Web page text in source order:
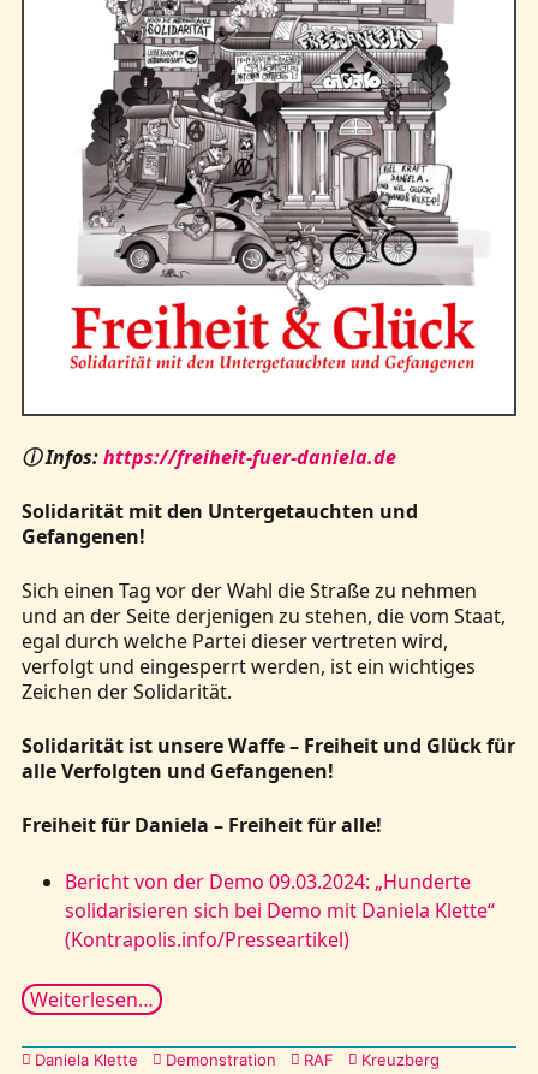
ⓘ Infos:https://freiheit-fuer-daniela.de
Solidarität mit den Untergetauchten und
Gefangenen!
Sich einen Tag vor der Wahl die Straße zu nehmen
und an der Seite derjenigen zu stehen, die vom Staat,
egal durch welche Partei dieser vertreten wird,
verfolgt und eingesperrt werden, ist ein wichtiges
Zeichen der Solidarität.
Solidarität ist unsere Waffe – Freiheit und Glück für
alle Verfolgten und Gefangenen!
Freiheit für Daniela – Freiheit für alle!
Bericht von der Demo 09.03.2024: „Hunderte
solidarisieren sich bei Demo mit Daniela Klette“
(Kontrapolis.info/Presseartikel)
Weiterlesen…
Kategorien
Daniela Klette Demonstration RAF Kreuzberg